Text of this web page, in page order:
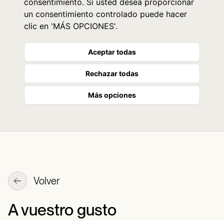
consentimiento. Si usted desea proporcionar
un consentimiento controlado puede hacer
clic en 'MÁS OPCIONES'.
Aceptar todas
Rechazar todas
Más opciones
Volver
A vuestro gusto